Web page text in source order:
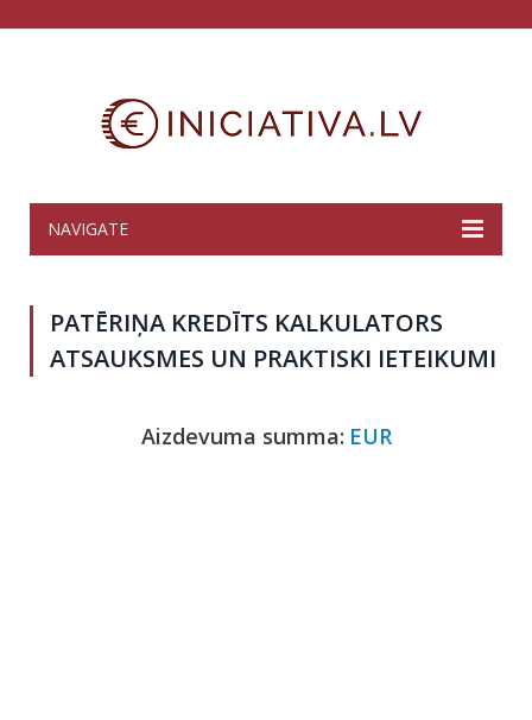
NAVIGATE
PATĒRIŅA KREDĪTS KALKULATORS
ATSAUKSMES UN PRAKTISKI IETEIKUMI
Aizdevuma summa: EUR